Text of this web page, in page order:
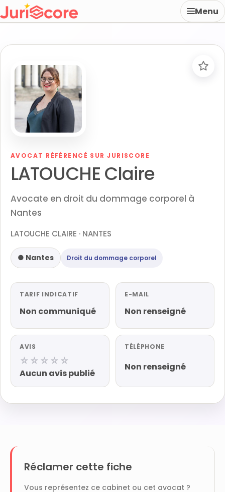
Menu
AVOCAT RÉFÉRENCÉ SUR JURISCORE
LATOUCHE Claire
Avocate en droit du dommage corporel à
Nantes
LATOUCHE CLAIRE · NANTES
● Nantes Droit du dommage corporel
TARIF INDICATIF
Non communiqué
E-MAIL
Non renseigné
AVIS
☆☆☆☆☆
Aucun avis publié
TÉLÉPHONE
Non renseigné
Réclamer cette fiche
Vous représentez ce cabinet ou cet avocat ?